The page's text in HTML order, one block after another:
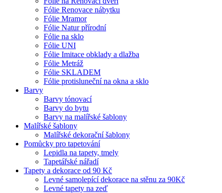
Fólie Renovace nábytku
Fólie Mramor
Fólie Natur přírodní
Fólie na sklo
Fólie UNI
Fólie Imitace obklady a dlažba
Fólie Metráž
Fólie SKLADEM
Fólie protisluneční na okna a sklo
Barvy
Barvy tónovací
Barvy do bytu
Barvy na malířské šablony
Malířské šablony
Malířské dekorační šablony
Pomůcky pro tapetování
Lepidla na tapety, tmely
Tapetářské nářadí
Tapety a dekorace od 90 Kč
Levné samolepící dekorace na stěnu za 90Kč
Levné tapety na zeď